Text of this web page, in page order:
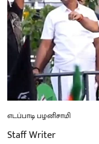
எடப்பாடி பழனிசாமி
Staff Writer